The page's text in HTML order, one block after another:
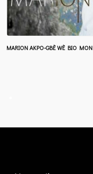
MARION AKPO-GBÈ WÈ BIO MON